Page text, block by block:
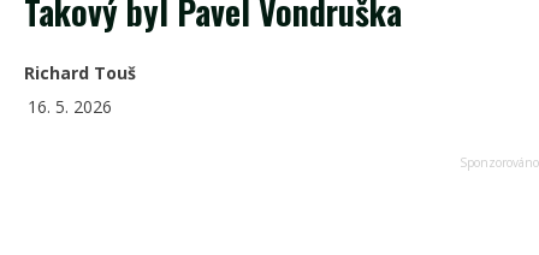
Takový byl Pavel Vondruška
Richard Touš
16. 5. 2026